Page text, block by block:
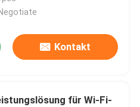
Kontakt
für Wi-Fi-